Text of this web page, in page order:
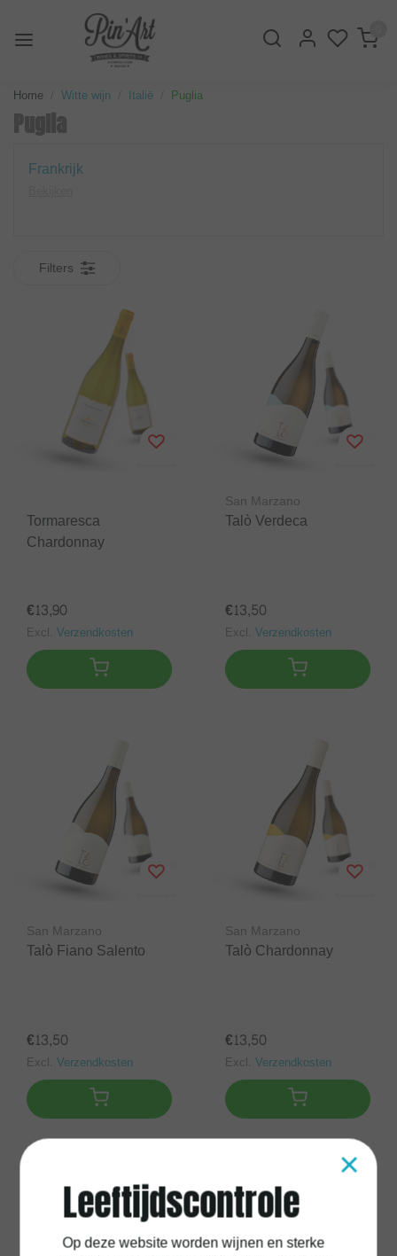
Home Witte wijn Italië Puglia
Puglia
Frankrijk
Filters
Tormaresca
Chardonnay
€13,90
Excl. Verzendkosten
San Marzano
Talò Verdeca
€13,50
Excl. Verzendkosten
San Marzano
Talò Fiano Salento
€13,50
Excl. Verzendkosten
San Marzano
Talò Chardonnay
€13,50
Excl. Verzendkosten
×
Leeftijdscontrole
Op deze website worden wijnen en sterke